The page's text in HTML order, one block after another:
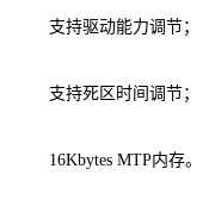
支持驱动能力调节；
支持死区时间调节；
16Kbytes MTP内存。